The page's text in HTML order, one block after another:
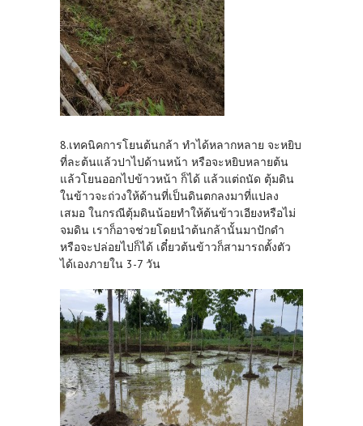
8.เทคนิคการโยนต้นกล้า ทำได้หลากหลาย จะหยิบ
ที่ละต้นแล้วปาไปด้านหน้า หรือจะหยิบหลายต้น
แล้วโยนออกไปข้าวหน้า ก็ได้ แล้วแต่ถนัด ตุ้มดิน
ในข้าวจะถ่วงให้ด้านที่เป็นดินตกลงมาที่แปลง
เสมอ ในกรณีตุ้มดินน้อยทำให้ต้นข้าวเอียงหรือไม่
จมดิน เราก็อาจช่วยโดยนำต้นกล้านั้นมาปักดำ
หรือจะปล่อยไปก็ได้ เดี๋ยวต้นข้าวก็สามารถตั้งตัว
ได้เองภายใน 3-7 วัน